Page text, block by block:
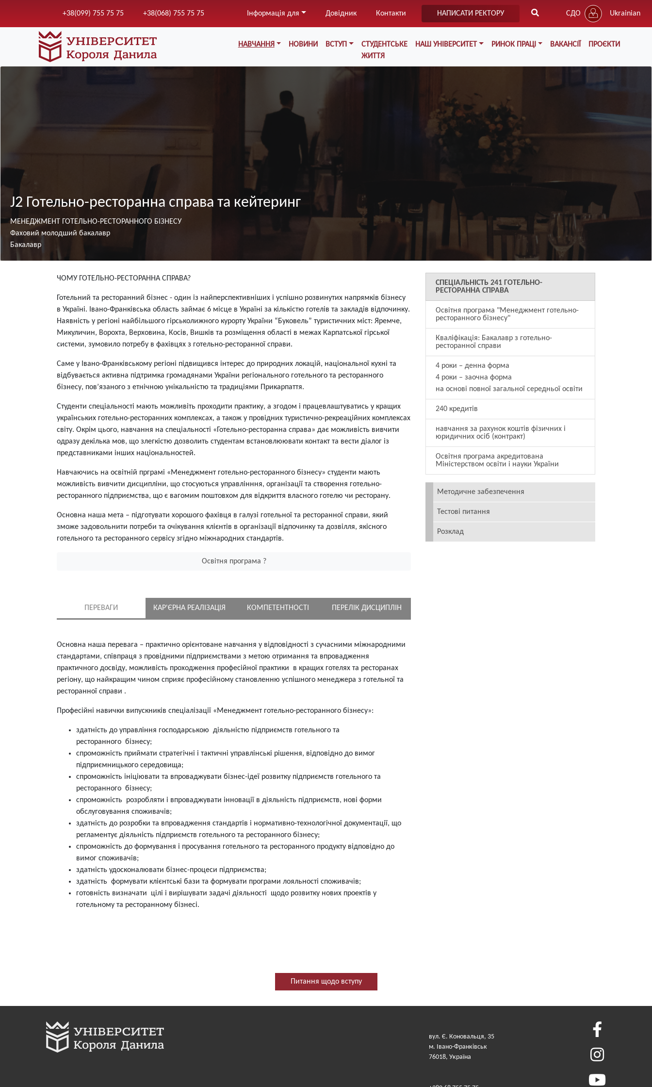
до
основного
вмісту
+38(099) 755 75 75 +38(068) 755 75 75 Інформація для Довідник Контакти НАПИСАТИ РЕКТОРУ СДО Ukrainian
Меню у хедері
НАВЧАННЯ НОВИНИ ВСТУП
СТУДЕНТСЬКЕ
ЖИТТЯ
НАШ УНІВЕРСИТЕТ РИНОК ПРАЦІ ВАКАНСІЇ ПРОЄКТИ
J2 Готельно-ресторанна справа та кейтеринг
МЕНЕДЖМЕНТ ГОТЕЛЬНО-РЕСТОРАННОГО БІЗНЕСУ
Фаховий молодший бакалавр
Бакалавр
Зміст
ЧОМУ ГОТЕЛЬНО-РЕСТОРАННА СПРАВА?
Готельний та ресторанний бізнес - один із найперспективніших і успішно розвинутих напрямків бізнесу
в Україні. Івано-Франківська область займає 6 місце в Україні за кількістю готелів та закладів відпочинку.
Наявність у регіоні найбільшого гірськолижного курорту України “Буковель” туристичних міст: Яремче,
Микуличин, Ворохта, Верховина, Косів, Вишків та розміщення області в межах Карпатської гірської
системи, зумовило потребу в фахівцях з готельно-ресторанної справи.
Саме у Івано-Франківському регіоні підвищився інтерес до природних локацій, національної кухні та
відбувається активна підтримка громадянами України регіонального готельного та ресторанного
бізнесу, пов’язаного з етнічною унікальністю та традиціями Прикарпаття.
Студенти спеціальності мають можливіть проходити практику, а згодом і працевлаштуватись у кращих
українських готельно-ресторанних комплексах, а також у провідних туристично-рекреаційних комплексах
світу. Окрім цього, навчання на спеціальності «Готельно-ресторанна справа» дає можливість вивчити
одразу декілька мов, що злегкістю дозволить студентам встановлюювати контакт та вести діалог із
представниками інших національностей.
Навчаючись на освітній прграмі «Менеджмент готельно-ресторанного бізнесу» студенти мають
можливість вивчити дисципліни, що стосуються управлінння, організації та створення готельно-
ресторанного підприємства, що є вагомим поштовхом для відкриття власного готелю чи ресторану.
Основна наша мета – підготувати хорошого фахівця в галузі готельної та ресторанної справи, який
зможе задовольнити потреби та очікування клієнтів в організації відпочинку та дозвілля, якісного
готельного та ресторанного сервісу згідно міжнародних стандартів.
Освітня програма ?
ПЕРЕВАГИ КАР'ЄРНА РЕАЛІЗАЦІЯ КОМПЕТЕНТНОСТІ ПЕРЕЛІК ДИСЦИПЛІН
Основна наша перевага – практично орієнтоване навчання у відповідності з сучасними міжнародними
стандартами, співпраця з провідними підприємствами з метою отримання та впровадження
практичного досвіду, можливість проходження професійної практики в кращих готелях та ресторанах
регіону, що найкращим чином сприяє професійному становленню успішного менеджера з готельної та
ресторанної справи .
Професійні навички випускників спеціалізації «Менеджмент готельно-ресторанного бізнесу»:
здатність до управління господарською діяльністю підприємств готельного та
ресторанного бізнесу;
спроможність приймати стратегічні і тактичні управлінські рішення, відповідно до вимог
підприємницького середовища;
спроможність ініціювати та впроваджувати бізнес-ідеї розвитку підприємств готельного та
ресторанного бізнесу;
спроможність розробляти і впроваджувати інновації в діяльність підприємств, нові форми
обслуговування споживачів;
здатність до розробки та впровадження стандартів і нормативно-технологічної документації, що
регламентує діяльність підприємств готельного та ресторанного бізнесу;
спроможність до формування і просування готельного та ресторанного продукту відповідно до
вимог споживачів;
здатність удосконалювати бізнес-процеси підприємства;
здатність формувати клієнтські бази та формувати програми лояльності споживачів;
готовність визначати цілі і вирішувати задачі діяльності щодо розвитку нових проектів у
готельному та ресторанному бізнесі.
СПЕЦІАЛЬНІСТЬ 241 ГОТЕЛЬНО-
РЕСТОРАННА СПРАВА
Освітня програма "Менеджмент готельно-
ресторанного бізнесу"
Кваліфікація: Бакалавр з готельно-
ресторанної справи
4 роки – денна форма
4 роки – заочна форма
на основі повної загальної середньої освіти
240 кредитів
навчання за рахунок коштів фізичних і
юридичних осіб (контракт)
Освітня програма акредитована
Міністерством освіти і науки України
Методичне забезпечення
Тестові питання
Розклад
Питання щодо вступу
вул. Є. Коновальця, 35
м. Івано-Франківськ
76018, Україна